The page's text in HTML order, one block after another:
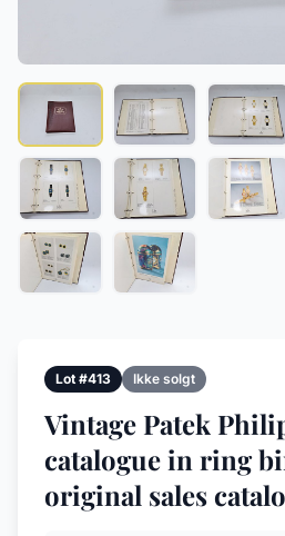
Lot #413 Ikke solgt
Vintage Patek
catalogue in ring
original sales